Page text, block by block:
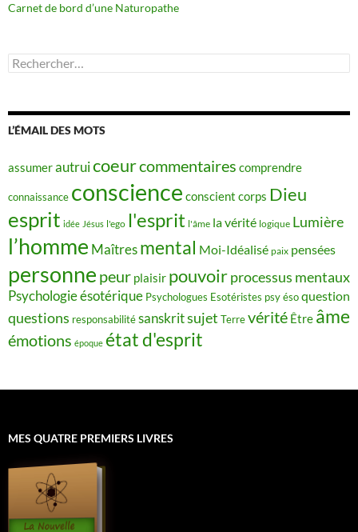
Carnet de bord d’une Naturopathe
Rechercher :
L’ÉMAIL DES MOTS
assumerautruicoeurcommentaires comprendre
connaissance conscience conscient corps Dieu
esprit idée Jésus l'ego l'esprit l'âme la vérité logique Lumière
l’homme Maîtres mental Moi-Idéalisé paix pensées
personne peur plaisir pouvoirprocessus mentaux
Psychologie ésotérique Psychologues Esotéristes psy ésoquestion
questions responsabilitésanskritsujet Terrevérité Être âme
émotions époque état d'esprit
MES QUATRE PREMIERS LIVRES